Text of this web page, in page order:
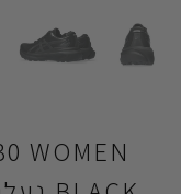
WOMEN